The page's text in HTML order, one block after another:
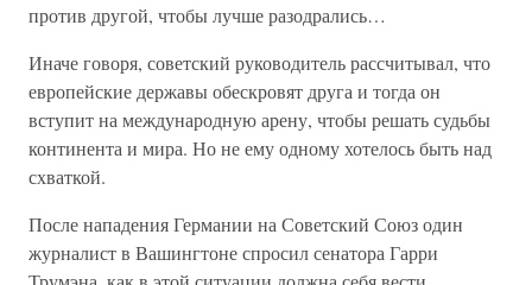
против другой, чтобы лучше разодрались…
Иначе говоря, советский руководитель рассчитывал, что
европейские державы обескровят друга и тогда он
вступит на международную арену, чтобы решать судьбы
континента и мира. Но не ему одному хотелось быть над
схваткой.
После нападения Германии на Советский Союз один
журналист в Вашингтоне спросил сенатора Гарри